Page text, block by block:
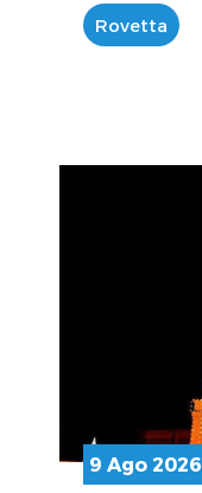
Rovetta
9 Ago 2026